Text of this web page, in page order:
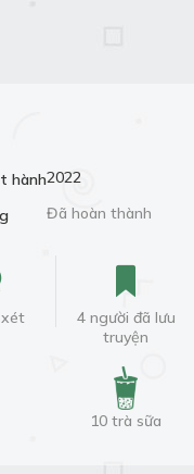
hành2022
Đã hoàn thành
xét
4 người đã lưu
truyện
10 trà sữa